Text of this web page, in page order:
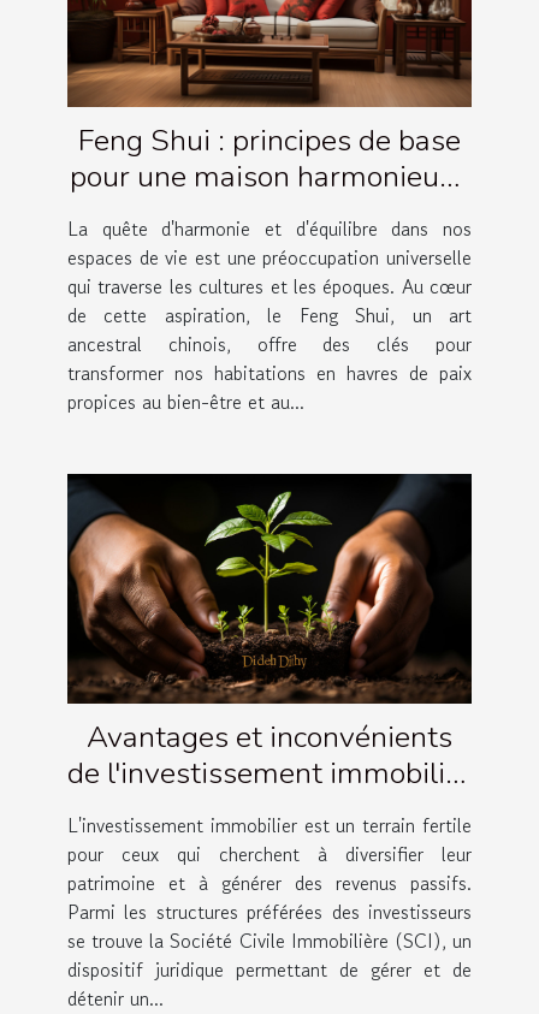
Feng Shui : principes de base
pour une maison harmonieuse
et équilibrée
La quête d'harmonie et d'équilibre dans nos
espaces de vie est une préoccupation universelle
qui traverse les cultures et les époques. Au cœur
de cette aspiration, le Feng Shui, un art
ancestral chinois, offre des clés pour
transformer nos habitations en havres de paix
propices au bien-être et au...
Avantages et inconvénients
de l'investissement immobilier
via une SCI
L'investissement immobilier est un terrain fertile
pour ceux qui cherchent à diversifier leur
patrimoine et à générer des revenus passifs.
Parmi les structures préférées des investisseurs
se trouve la Société Civile Immobilière (SCI), un
dispositif juridique permettant de gérer et de
détenir un...